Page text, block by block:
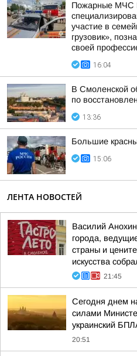
Пожарные МЧС
участие в
грузовик»,
своей
16:04
В Смоленской
по
13:36
Большие
15:06
ЛЕНТА НОВОСТЕЙ
Василий
города,
страны и
искусства
21:45
Сегодня днем
силами
украинский
20:51